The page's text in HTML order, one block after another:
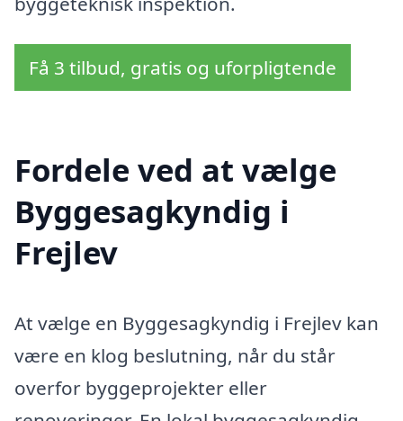
Få 3 tilbud, gratis og uforpligtende
Fordele ved at vælge
Byggesagkyndig i
Frejlev
At vælge en Byggesagkyndig i Frejlev kan
være en klog beslutning, når du står
overfor byggeprojekter eller